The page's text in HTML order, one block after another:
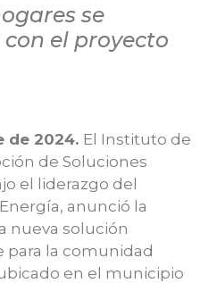
se
el proyecto
de 2024. El Instituto de
de Soluciones
el liderazgo del
anunció la
nueva solución
para la comunidad
en el municipio